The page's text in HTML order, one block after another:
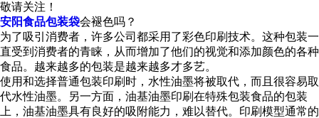
敬请关注！
安阳食品包装袋会褪色吗？
为了吸引消费者，许多公司都采用了彩色印刷技术。这种包装一
直受到消费者的青睐，从而增加了他们的视觉和添加颜色的各种
食品。越来越多的包装是越来越多才多艺。
使用和选择普通包装印刷时，水性油墨将被取代，而且很容易取
代水性油墨。另一方面，油基油墨印刷在特殊包装食品的包装
上，油基油墨具有良好的吸附能力，难以替代。印刷模型通常的